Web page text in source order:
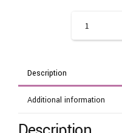
Description
Additional information